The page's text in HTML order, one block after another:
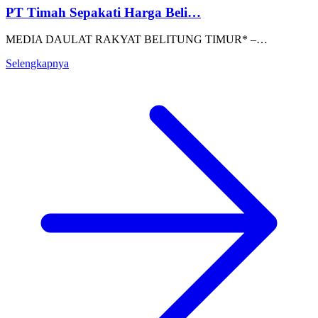
PT Timah Sepakati Harga Beli…
MEDIA DAULAT RAKYAT BELITUNG TIMUR* –…
Selengkapnya